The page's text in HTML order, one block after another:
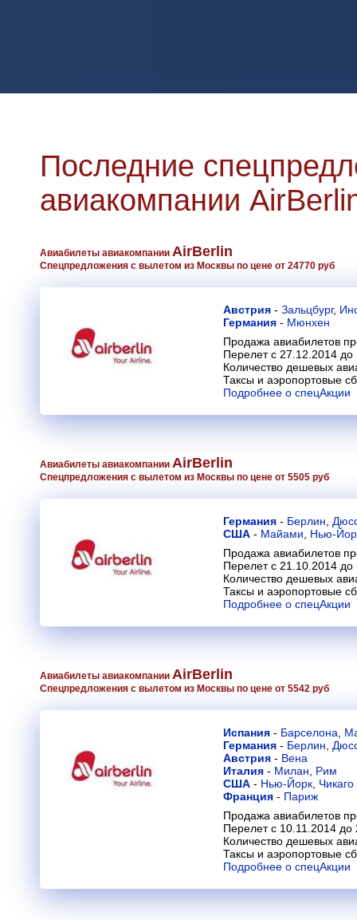
Последние
авиакомпании
Авиабилеты авиакомпании AirBerlin
Спецпредложения с вылетом из Москвы по цене от 24770 руб
Австрия - Зальцбург,
Германия - Мюнхен
Продажа авиабилетов
Перелет с 27.12.2014 до
Количество дешевых
Таксы и аэропортовые
Подробнее о спецАкции
Авиабилеты авиакомпании AirBerlin
Спецпредложения с вылетом из Москвы по цене от 5505 руб
Германия - Берлин
США - Майами
Нью-
Продажа авиабилетов
Перелет с 21.10.2014 до
Количество дешевых
Таксы и аэропортовые
Подробнее о спецАкции
Авиабилеты авиакомпании AirBerlin
Спецпредложения с вылетом из Москвы по цене от 5542 руб
Испания - Барселона
Германия - Берлин
Австрия - Вена
Италия - Милан
Рим
США - Нью-Йорк Чикаго
Франция - Париж
Продажа авиабилетов
Перелет с 10.11.2014 до
Количество дешевых
Таксы и аэропортовые
Подробнее о спецАкции